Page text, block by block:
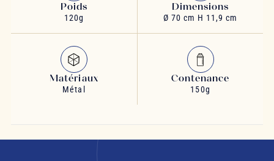
Poids
120g
Dimensions
Ø 70 cm H 11,9 cm
Matériaux
Métal
Contenance
150g